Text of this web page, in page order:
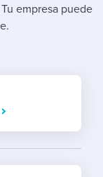
others
people
people
stories
a demo
free trial
empresa puede